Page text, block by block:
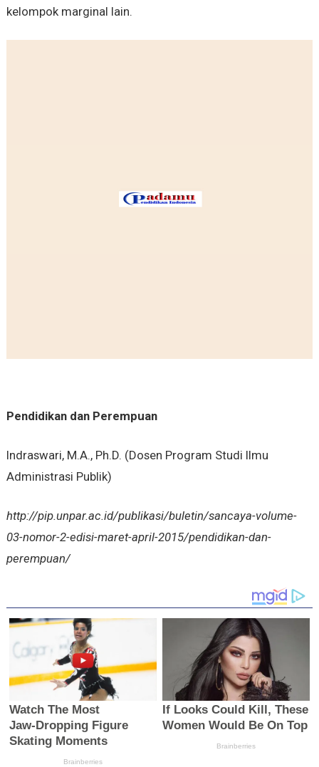
kelompok marginal lain.
Pendidikan dan Perempuan
Indraswari, M.A., Ph.D. (Dosen Program Studi Ilmu
Administrasi Publik)
http://pip.unpar.ac.id/publikasi/buletin/sancaya-volume-
03-nomor-2-edisi-maret-april-2015/pendidikan-dan-
perempuan/